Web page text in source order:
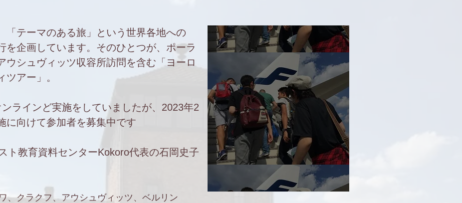
「テーマのある旅」という世界各地への
を企画しています。そのひとつが、ポーラ
ウシュヴィッツ収容所訪問を含む「ヨーロ
ツアー」。
ラインど実施をしていましたが、 2023年2
に向けて参加者を募集中です
ト教育資料センターKokoro代表の石岡史子
、クラクフ、アウシュヴィッツ、 ベルリン